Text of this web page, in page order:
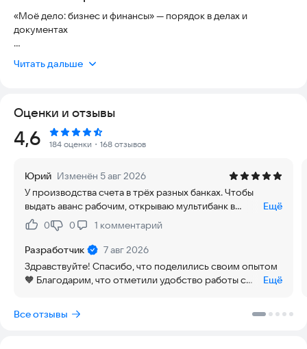
«Моё дело: бизнес и финансы» — порядок в делах и
документах
● Контроль финансов с развернутой аналитикой
приложения
● Напоминания о важных событиях
● Оформление коммерческих предложений и отправка из
приложение
● Консультации бухгалтера
«Моё дело: бизнес и финансы» — это удобный инструмент
для предпринимателей. Приложение помогает управлять
бизнесом с телефона: контролировать финансы, выставлять
и оплачивать счета, согласовывать платежи и подписывать
документы. Без лишней бюрократии, просрочек и ручных
💳 Управление счетами разных банков и полный контроль
Читать дальше
Оценки и отзывы
Рейтинг:
4,6 184 оценки ・168 отзывов
Юрий Изменён 5 авг 2026
У производства счета в трёх разных банках. Чтобы
выдать аванс рабочим, открываю мультибанк в
приложении и сразу вижу, где есть нужная сумма.
После этого формирую платёж без переходов между
банковскими кабинетами. Не приходится собирать
цифры по вкладкам, когда деньги нужно отправить
быстро.
Ещё
Нравится:
0Не нравится:
0 1 комментарий
Разработчик
7 авг 2026
Здравствуйте! Спасибо, что поделились своим опытом
🧡 Благодарим, что отметили удобство работы с
по счетам при подготовке платежей. Рады, что
приложение помогает решать задачи без лишних
Ещё
Все отзывы